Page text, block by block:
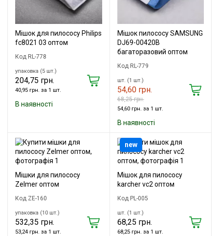
Мішок для пилососу Philips
fc8021 03 оптом
Код RL-778
упаковка (5 шт.)
204,75 грн.
40,95 грн. за 1 шт.
В наявності
Мішок пилососу SAMSUNG
DJ69-00420B
багаторазовий оптом
Код RL-779
шт. (1 шт.)
54,60 грн.
68,25 грн.
54,60 грн. за 1 шт.
В наявності
Мішки для пилососу
Zelmer оптом
Код ZE-160
упаковка (10 шт.)
532,35 грн.
53,24 грн. за 1 шт.
Мішок для пилососу
karcher vc2 оптом
Код PL-005
шт. (1 шт.)
68,25 грн.
68,25 грн. за 1 шт.
new